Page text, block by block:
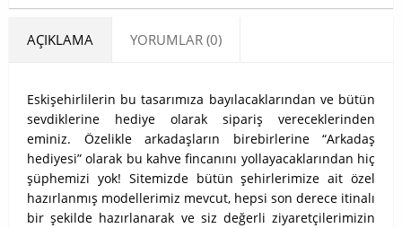
AÇIKLAMA YORUMLAR (0)
Eskişehirlilerin bu tasarımıza bayılacaklarından ve bütün
sevdiklerine hediye olarak sipariş vereceklerinden
eminiz. Özelikle arkadaşların birebirlerine “Arkadaş
hediyesi” olarak bu kahve fincanını yollayacaklarından hiç
şüphemizi yok! Sitemizde bütün şehirlerimize ait özel
hazırlanmış modellerimiz mevcut, hepsi son derece itinalı
bir şekilde hazırlanarak ve siz değerli ziyaretçilerimizin